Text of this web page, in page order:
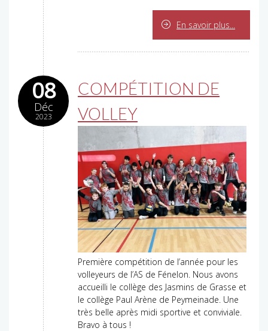
En savoir plus...
08
Déc
2023
COMPÉTITION DE
VOLLEY
Première compétition de l’année pour les
volleyeurs de l’AS de Fénelon. Nous avons
accueilli le collège des Jasmins de Grasse et
le collège Paul Arène de Peymeinade. Une
très belle après midi sportive et conviviale.
Bravo à tous !